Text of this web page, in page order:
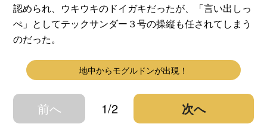
認められ、ウキウキのドイガキだったが、「言い出しっ
ぺ」としてテックサンダー３号の操縦も任されてしまう
のだった。
地中からモグルドンが出現！
前へ 1/2 次へ